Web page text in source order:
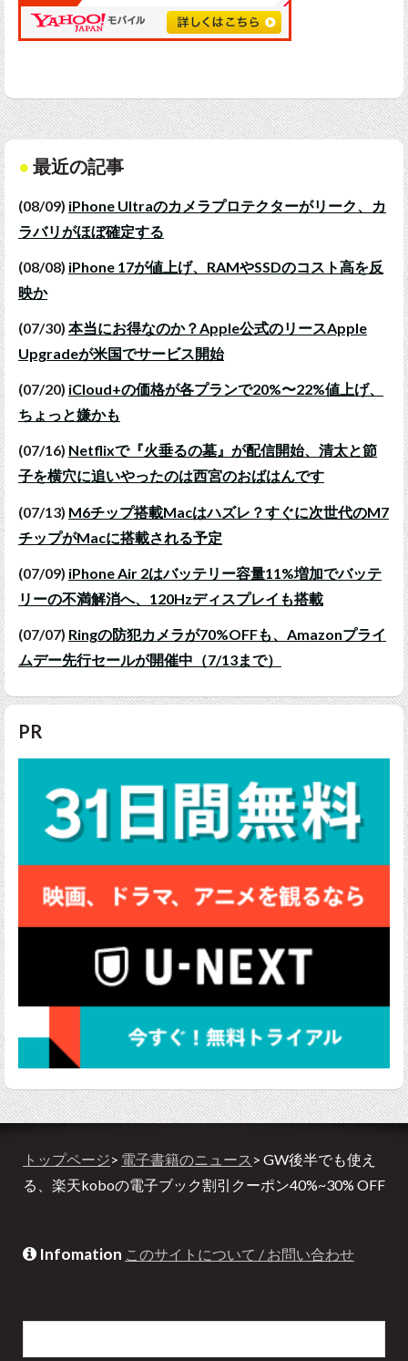
最近の記事
(08/09) iPhone Ultraのカメラプロテクターがリーク、カ
ラバリがほぼ確定する
(08/08) iPhone 17が値上げ、RAMやSSDのコスト高を反
映か
(07/30) 本当にお得なのか？Apple公式のリースApple
Upgradeが米国でサービス開始
(07/20) iCloud+の価格が各プランで20%〜22%値上げ、
ちょっと嫌かも
(07/16) Netflixで『火垂るの墓』が配信開始、清太と節
子を横穴に追いやったのは西宮のおばはんです
(07/13) M6チップ搭載Macはハズレ？すぐに次世代のM7
チップがMacに搭載される予定
(07/09) iPhone Air 2はバッテリー容量11%増加でバッテ
リーの不満解消へ、120Hzディスプレイも搭載
(07/07) Ringの防犯カメラが70%OFFも、Amazonプライ
ムデー先行セールが開催中（7/13まで）
PR
トップページ> 電子書籍のニュース > GW後半でも使え
る、楽天koboの電子ブック割引クーポン40%~30% OFF
Infomation このサイトについて / お問い合わせ